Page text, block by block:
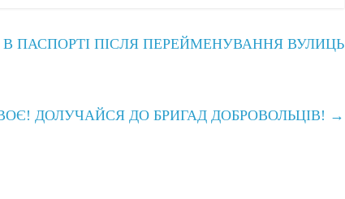
ПАСПОРТІ ПІСЛЯ ПЕРЕЙМЕНУВАННЯ ВУЛИЦЬ
ДОЛУЧАЙСЯ ДО БРИГАД ДОБРОВОЛЬЦІВ! →